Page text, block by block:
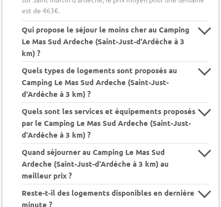
est de 463€.
Qui propose le séjour le moins cher au Camping
Le Mas Sud Ardeche (Saint-Just-d'Ardèche à 3
km) ?
Quels types de logements sont proposés au
Camping Le Mas Sud Ardeche (Saint-Just-
d'Ardèche à 3 km) ?
Quels sont les services et équipements proposés
par le Camping Le Mas Sud Ardeche (Saint-Just-
d'Ardèche à 3 km) ?
Quand séjourner au Camping Le Mas Sud
Ardeche (Saint-Just-d'Ardèche à 3 km) au
meilleur prix ?
Reste-t-il des logements disponibles en dernière
minute ?